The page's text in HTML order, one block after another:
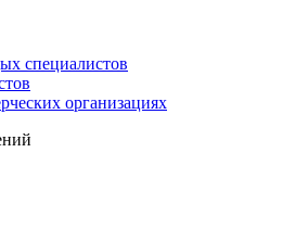
специалистов
организациях